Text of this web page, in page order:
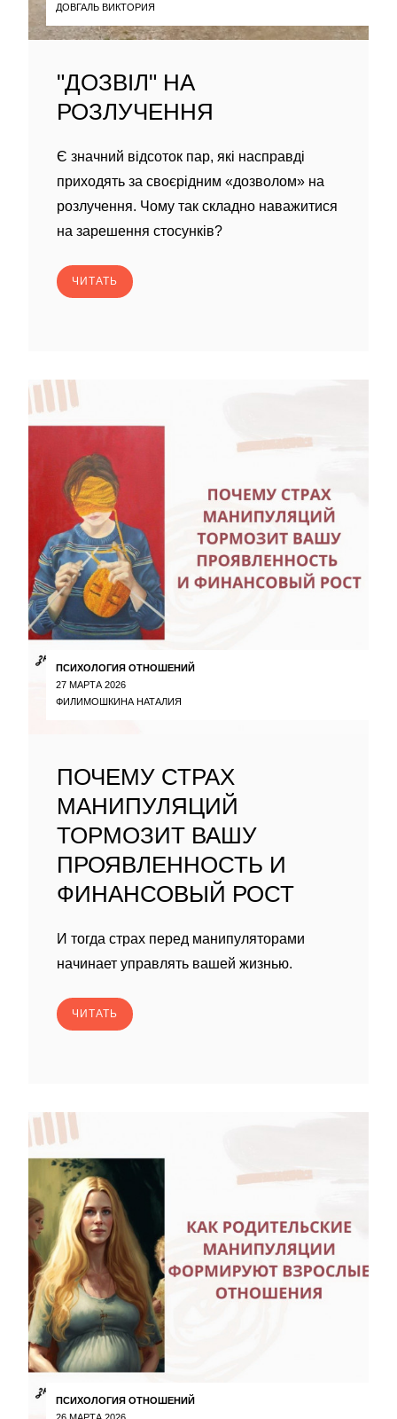
ДОВГАЛЬ ВИКТОРИЯ
"ДОЗВІЛ" НА
РОЗЛУЧЕННЯ
Є значний відсоток пар, які насправді
приходять за своєрідним «дозволом» на
розлучення. Чому так складно наважитися
на зарешення стосунків?
ЧИТАТЬ
ПСИХОЛОГИЯ ОТНОШЕНИЙ
27 МАРТА 2026
ФИЛИМОШКИНА НАТАЛИЯ
ПОЧЕМУ СТРАХ
МАНИПУЛЯЦИЙ
ТОРМОЗИТ ВАШУ
ПРОЯВЛЕННОСТЬ И
ФИНАНСОВЫЙ РОСТ
И тогда страх перед манипуляторами
начинает управлять вашей жизнью.
ЧИТАТЬ
ПСИХОЛОГИЯ ОТНОШЕНИЙ
26 МАРТА 2026